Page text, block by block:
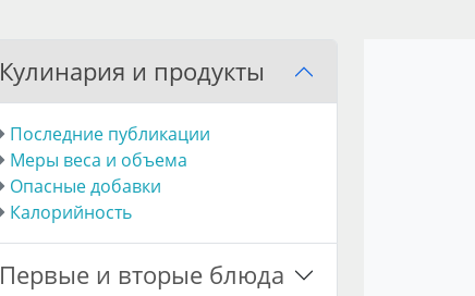
Кулинария и продукты
Последние публикации
Меры веса и объема
Опасные добавки
Калорийность
Первые и вторые блюда